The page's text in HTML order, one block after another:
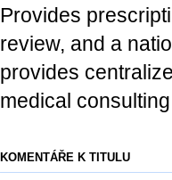
Provides
review, and a
provides
medical
KOMENTÁŘE K TITULU